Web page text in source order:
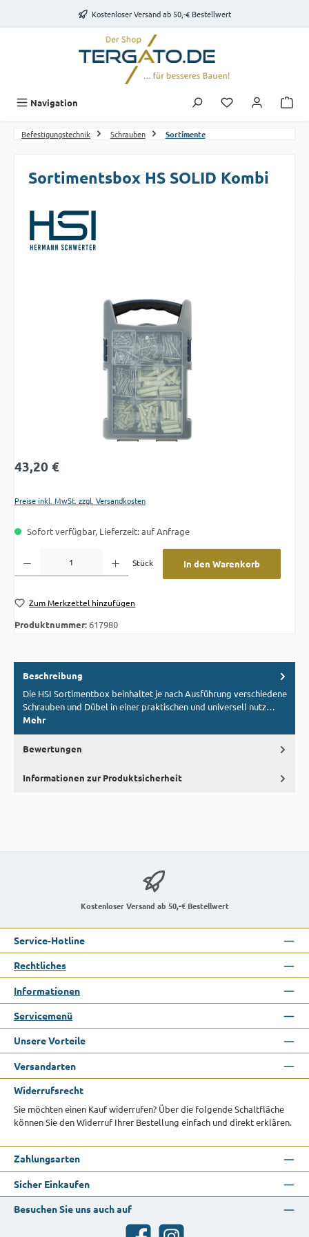
Zum Hauptinhalt springenKostenloser Versand ab 50,-€ Bestellwert
Navigation Du hast 0
Befestigungstechnik Schrauben Sortimente
Sortimentsbox HS SOLID Kombi
Bildergalerie überspringen
Regulärer Preis:
43,20 €
Preise inkl. MwSt. zzgl. Versandkosten
Sofort verfügbar, Lieferzeit: auf Anfrage
Stück
In den Warenkorb
Zum Merkzettel hinzufügen
Produktnummer:617980
Beschreibung
Die HSI Sortimentbox beinhaltet je nach Ausführung verschiedene
Schrauben und Dübel in einer praktischen und universell nutz…
Mehr
Bewertungen
Informationen zur Produktsicherheit
Kostenloser Versand ab 50,-€ Bestellwert
Service-Hotline
Rechtliches
Informationen
Servicemenü
Unsere Vorteile
Versandarten
Widerrufsrecht
Sie möchten einen Kauf widerrufen? Über die folgende Schaltfläche
können Sie den Widerruf Ihrer Bestellung einfach und direkt erklären.
Zahlungsarten
Sicher Einkaufen
Besuchen Sie uns auch auf